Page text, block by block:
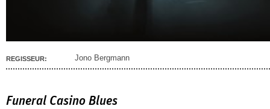
REGISSEUR: Jono Bergmann
Funeral Casino Blues